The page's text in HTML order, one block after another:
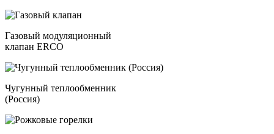
Газовый модуляционный
клапан ERCO
Чугунный теплообменник
(Россия)